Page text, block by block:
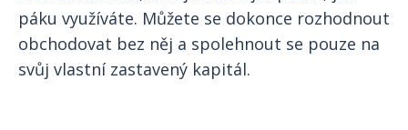
páku využíváte. Můžete se dokonce rozhodnout
obchodovat bez něj a spolehnout se pouze na
svůj vlastní zastavený kapitál.